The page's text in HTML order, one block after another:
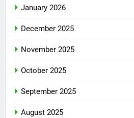
January 2026
December 2025
November 2025
October 2025
September 2025
August 2025